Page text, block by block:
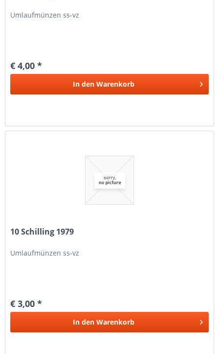
Umlaufmünzen ss-vz
€ 4,00 *
In den Warenkorb
10 Schilling 1979
Umlaufmünzen ss-vz
€ 3,00 *
In den Warenkorb